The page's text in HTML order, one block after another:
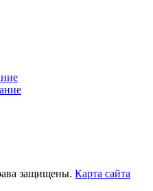
защищены. Карта сайта